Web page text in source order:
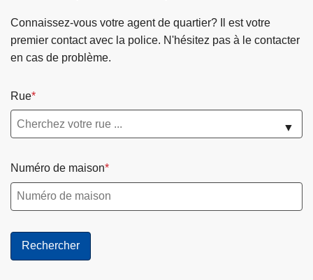
Connaissez-vous votre agent de quartier? Il est votre
premier contact avec la police. N'hésitez pas à le contacter
en cas de problème.
Rue
▼
Numéro de maison